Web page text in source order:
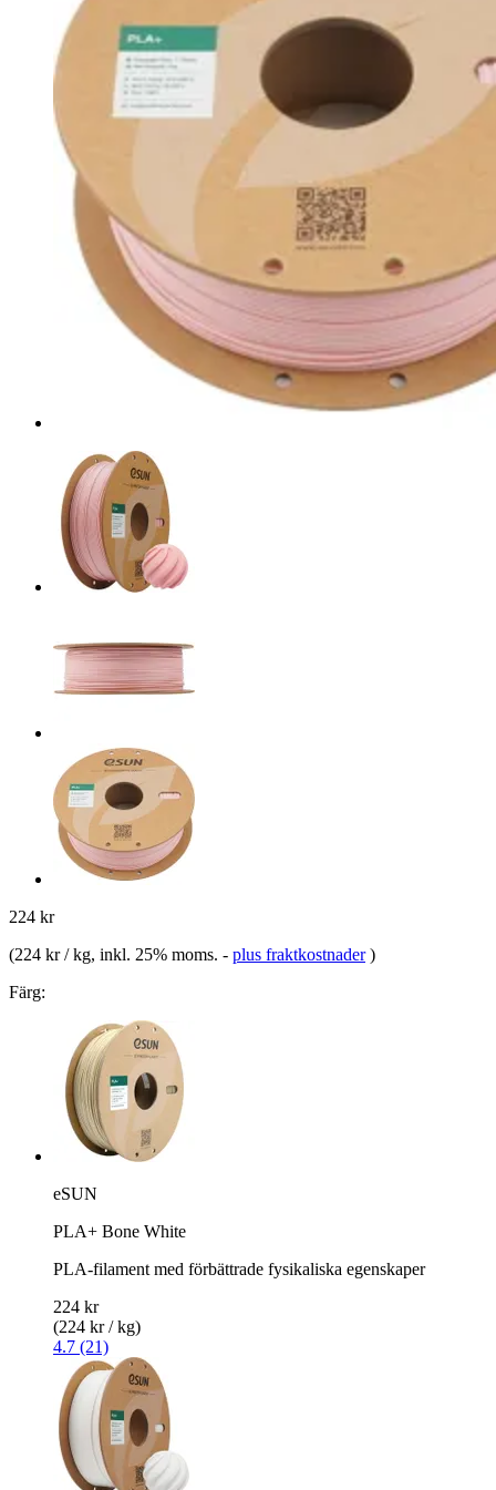
224 kr
(224 kr / kg, inkl. 25% moms. - plus fraktkostnader )
Färg:
eSUN
PLA+ Bone White
PLA-filament med förbättrade fysikaliska egenskaper
224 kr
(224 kr / kg)
4.7 (21)